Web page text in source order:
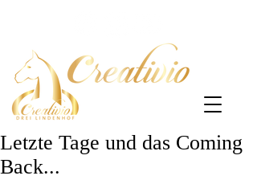
Letzte Tage und das Coming
Back...